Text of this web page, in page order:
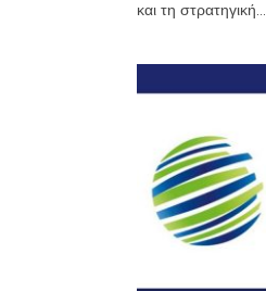
και τη στρατηγική...